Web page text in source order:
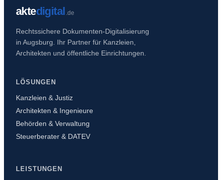
aktedigital .de
Rechtssichere Dokumenten-Digitalisierung
in Augsburg. Ihr Partner für Kanzleien,
Architekten und öffentliche Einrichtungen.
LÖSUNGEN
Kanzleien & Justiz
Architekten & Ingenieure
Behörden & Verwaltung
Steuerberater & DATEV
LEISTUNGEN